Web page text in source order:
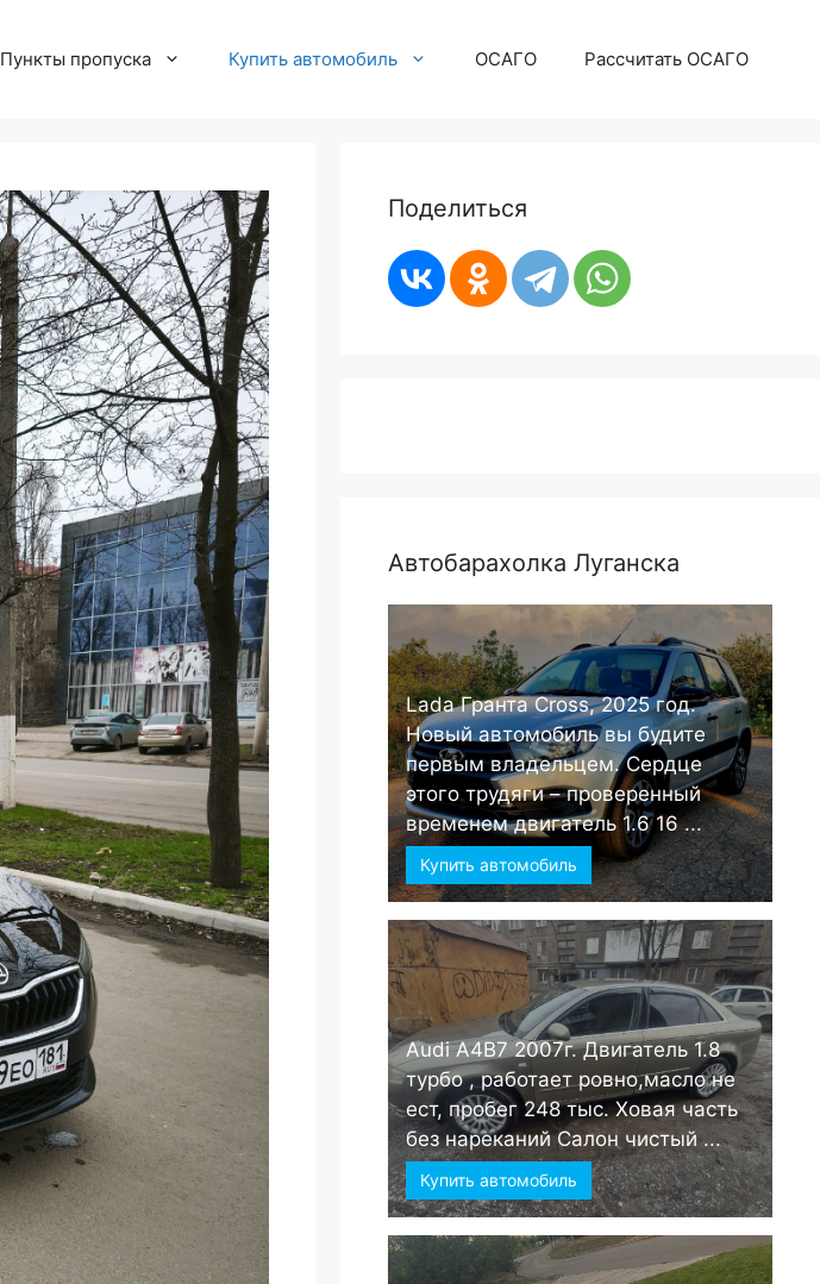
Пункты пропуска Купить автомобиль ОСАГО Рассчитать ОСАГО
Поделиться
Автобарахолка Луганска
Lada Гранта Cross, 2025 год.
Новый автомобиль вы будите
первым владельцем. Сердце
этого трудяги – проверенный
временем двигатель 1.6 16 ...
Купить автомобиль
Audi А4B7 2007г. Двигатель 1.8
турбо , работает ровно,масло не
ест, пробег 248 тыс. Ховая часть
без нареканий Салон чистый ...
Купить автомобиль